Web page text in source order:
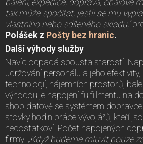
tak může spočítat, jestli se mu
vlastního nebo sdíleného skladu,“
Polášek z Pošty bez hranic.
Další výhody služby
Navíc odpadá spousta starostí.
udržování personálu a jeho
technologií, nájemních prostorů,
výhodou je napojení fulfillmentu na
shop datově se systémem
stovky hodin práce vývojářů, kteří
nedostatkoví. Počet napojených
firmy. „Když budeme mluvit pouze